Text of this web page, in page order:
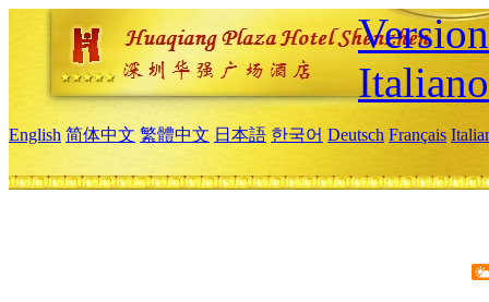
Italiano
English 简体中文 繁體中文 日本語 한국어 Deutsch Français